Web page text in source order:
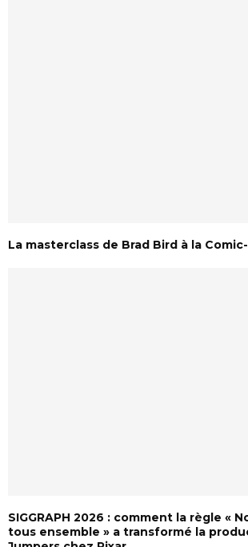
La masterclass de Brad Bird à la
SIGGRAPH 2026 : comment la règle «
tous ensemble » a transformé la